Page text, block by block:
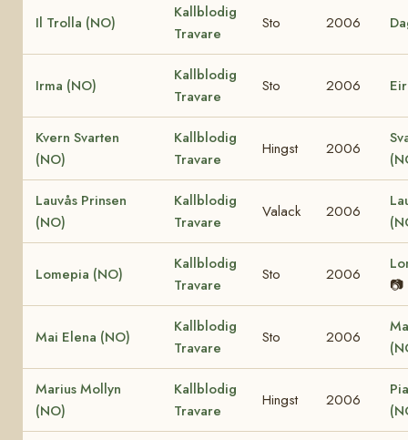
Il Trolla (NO)
Kallblodig
Travare
Sto 2006
Irma (NO)
Kallblodig
Travare
Sto 2006
Kvern Svarten
(NO)
Kallblodig
Travare
Hingst 2006
Lauvås Prinsen
(NO)
Kallblodig
Travare
Valack 2006
Lomepia (NO)
Kallblodig
Travare
Sto 2006
📷
Mai Elena (NO)
Kallblodig
Travare
Sto 2006
Marius Mollyn
(NO)
Kallblodig
Travare
Hingst 2006